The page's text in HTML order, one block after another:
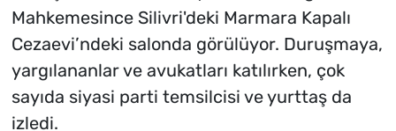
Mahkemesince Silivri'deki Marmara Kapalı
Cezaevi’ndeki salonda görülüyor. Duruşmaya,
yargılananlar ve avukatları katılırken, çok
sayıda siyasi parti temsilcisi ve yurttaş da
izledi.